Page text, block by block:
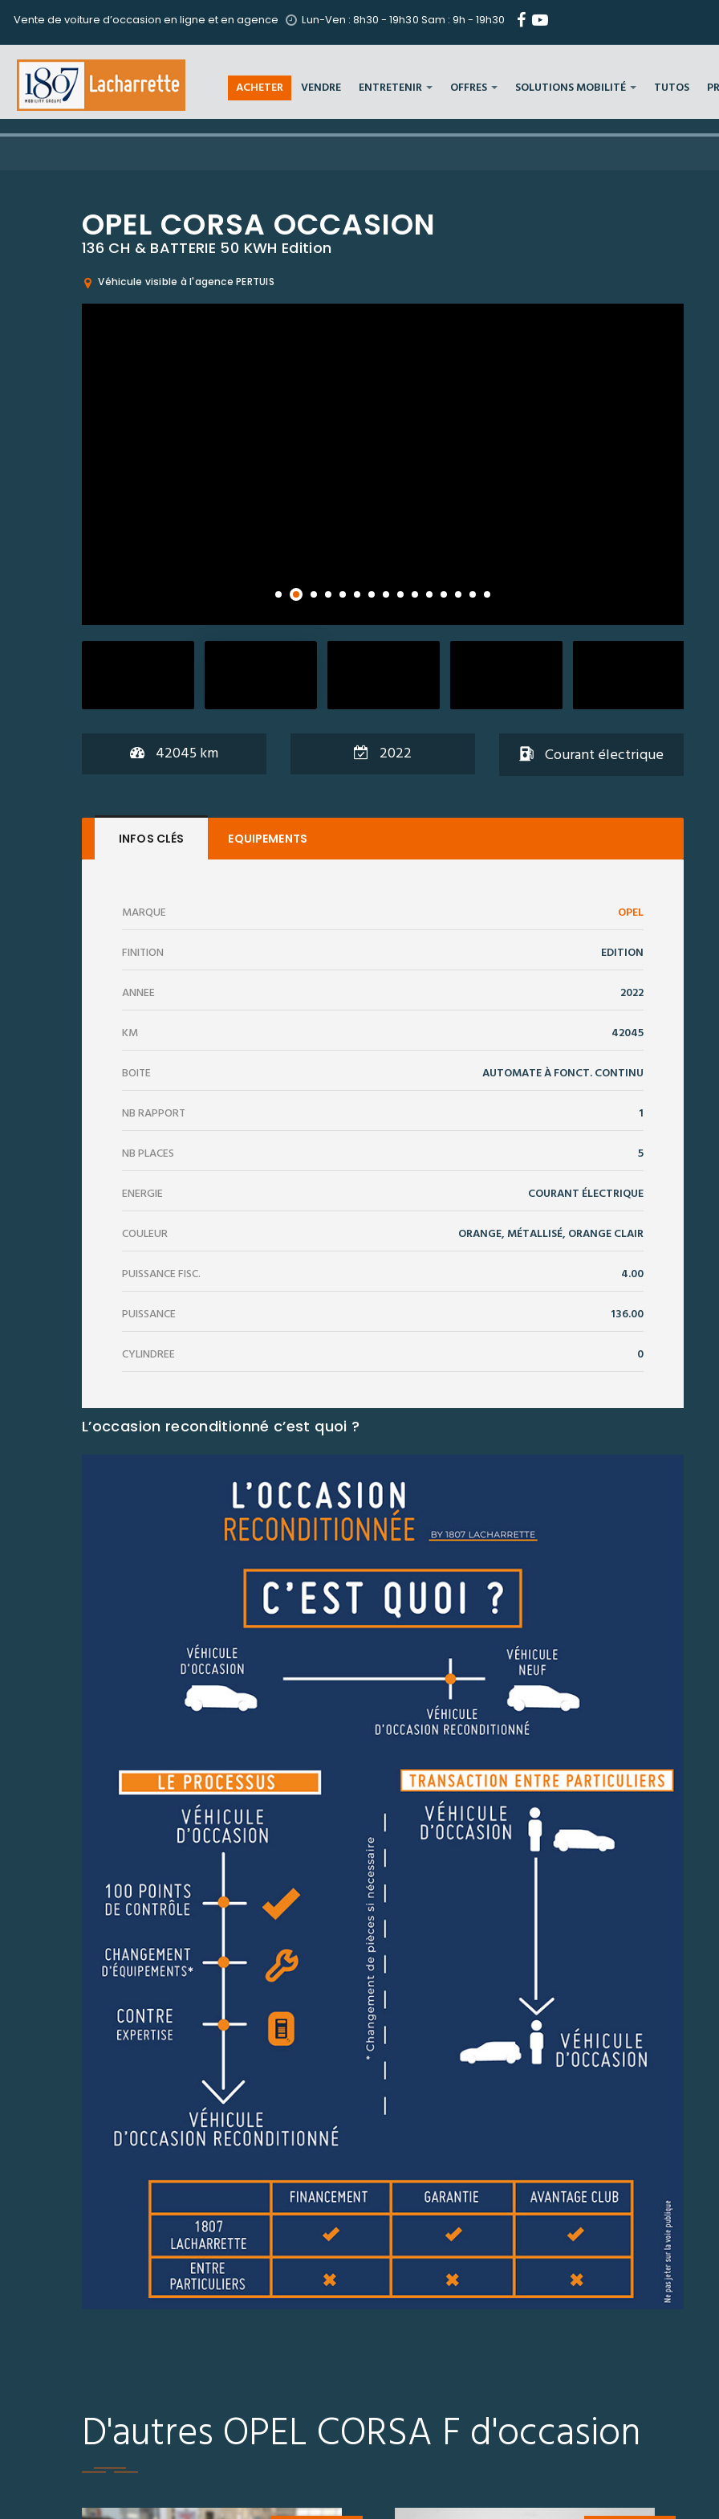
Vente de voiture d’occasion en ligne et en agence Lun-Ven : 8h30 - 19h30 Sam : 9h - 19h30
ACHETER VENDRE ENTRETENIR OFFRES SOLUTIONS MOBILITÉ TUTOS
OPEL CORSA OCCASION
136 CH & BATTERIE 50 KWH Edition
Véhicule visible à l'agence PERTUIS
42045 km 2022 Courant électrique
INFOS CLÉS EQUIPEMENTS
MARQUE OPEL
FINITION EDITION
ANNÉE 2022
KM 42045
BOITE AUTOMATE À FONCT. CONTINU
NB RAPPORT 1
NB PLACES 5
ENERGIE COURANT ÉLECTRIQUE
COULEUR ORANGE, MÉTALLISÉ, ORANGE CLAIR
PUISSANCE FISC. 4.00
PUISSANCE 136.00
CYLINDRÉE 0
L’occasion reconditionné c’est quoi ?
D'autres OPEL CORSA F d'occasion
votre véhicule avec notre PACK
NOTRE SÉLECTION DE VÉHICULES
Découvrez notre sélection de plus de 20
véhicules d'occasion électriques disponibles
EN SAVOIR +
PORTES OUVERTES CE WEEK-END !
d'occasion ! Profitez de ce week-end pour
découvrir notre stock de plus de + de 300
véhicules d'occasion !
dimanche !
Contactez-nous ou venez directement en
concession ! Nos équipes sont là pour
accompagner dans votre projet.